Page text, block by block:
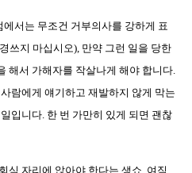
서는 무조건 거부의사를 강하게 표
쓰지 마십시오), 만약 그런 일을 당한
해서 가해자를 작살나게 해야 합니다.
람에게 얘기하고 재발하지 않게 막는
입니다. 한 번 가만히 있게 되면 괜찮
식 자리에 앉아야 한다는 생쇼 여직